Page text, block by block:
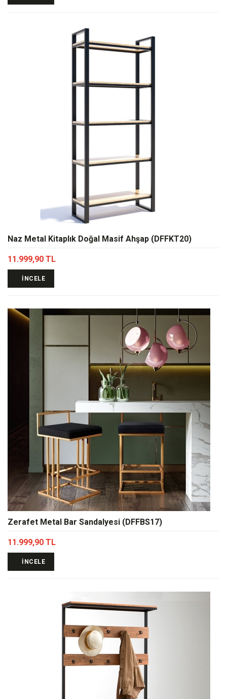
Naz Metal Kitaplık Doğal Masif Ahşap (DFFKT20)
11.999,90 TL
İNCELE
Zerafet Metal Bar Sandalyesi (DFFBS17)
11.999,90 TL
İNCELE